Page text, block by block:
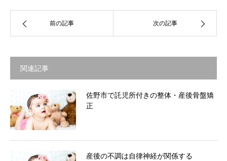
前の記事 次の記事
関連記事
佐野市で託児所付きの整体・産後骨盤矯
正
産後の不調は自律神経が関係する